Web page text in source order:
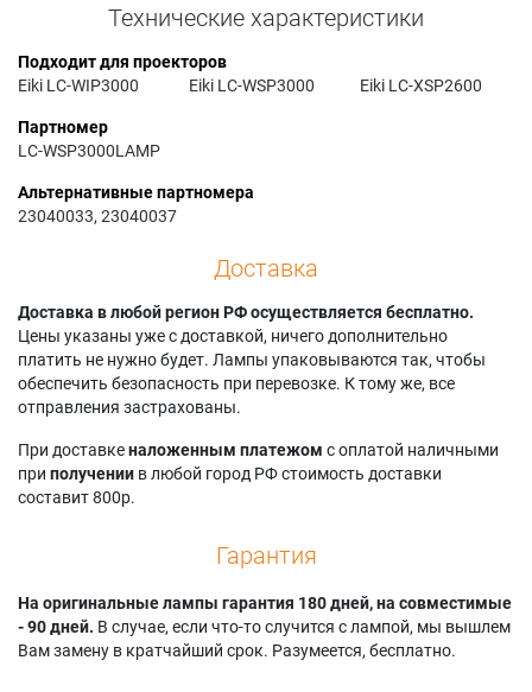
Технические характеристики
Подходит для проекторов
Eiki LC-WIP3000
Eiki LC-WSP3000 Eiki LC-XSP2600
Партномер
LC-WSP3000LAMP
Альтернативные партномера
23040033, 23040037
Доставка
Доставка в любой регион РФ осуществляется бесплатно.
Цены указаны уже с доставкой, ничего дополнительно
платить не нужно будет. Лампы упаковываются так, чтобы
обеспечить безопасность при перевозке. К тому же, все
отправления застрахованы.
При доставкеналоженным платежом с оплатой наличными
при получении в любой город РФ стоимость доставки
составит 800р.
Гарантия
На оригинальные лампы гарантия 180 дней, на совместимые
- 90 дней. В случае, если что-то случится с лампой, мы вышлем
Вам замену в кратчайший срок. Разумеется, бесплатно.